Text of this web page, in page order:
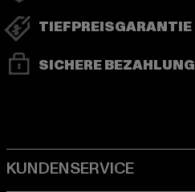
TIEFPREISGARANTIE
SICHERE BEZAHLUNG